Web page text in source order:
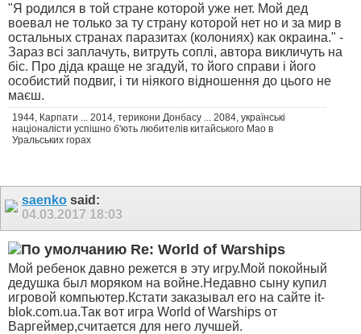
"Я родился в той стране которой уже нет. Мой дед
воевал не только за ту страну которой нет но и за мир в
остальных странах паразитах (колониях) как окраина." -
Зараз всі заплачуть, витруть соплі, автора викличуть на
біс. Про діда краще не згадуй, то його справи і його
особистий подвиг, і ти ніякого відношення до цього не
маєш.
1944, Карпати ... 2014, терикони Донбасу ... 2084, українські
націоналісти успішно б'ють любителів китайського Мао в
Уральських горах
saenko said:
04.03.2017 18:03
Re: World of Warships
Мой ребенок давно режется в эту игру.Мой покойный
дедушка был моряком на войне.Недавно сыну купил
игровой компьютер.Кстати заказывал его на сайте it-
blok.com.ua.Так вот игра World of Warships от
Варгеймер,считается для него лучшей.